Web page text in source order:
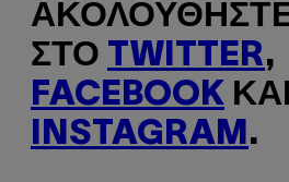
ΑΚΟΛΟΥΘΉΣΤΕ
ΣΤΟ TWITTER,
FACEBOOK ΚΑΙ
INSTAGRAM .